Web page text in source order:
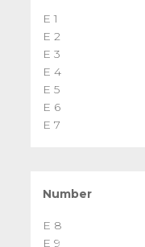
E 1
E 2
E 3
E 4
E 5
E 6
E 7
Number
E 8
E 9